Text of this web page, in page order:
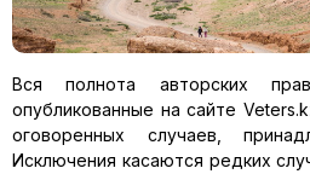
Вся полнота авторских
опубликованные на сайте
оговоренных случаев,
Исключения касаются редких